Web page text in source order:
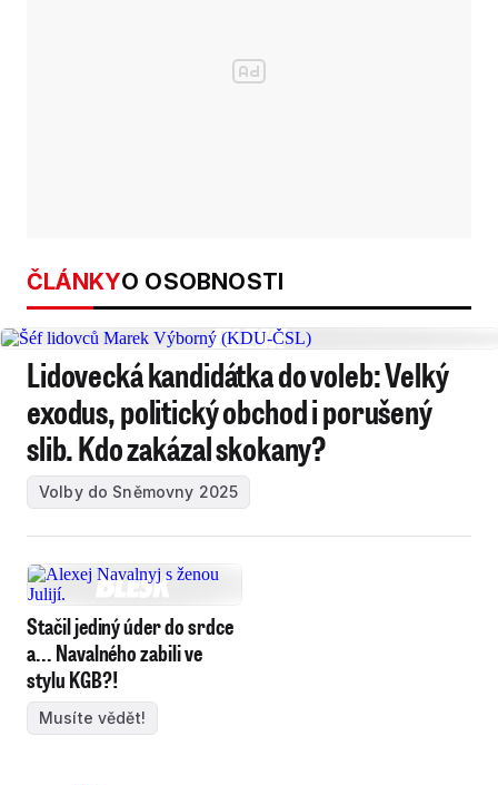
ČLÁNKYO OSOBNOSTI
Lidovecká kandidátka do voleb: Velký
exodus, politický obchod i porušený
slib. Kdo zakázal skokany?
Volby do Sněmovny 2025
Stačil jediný úder do srdce
a... Navalného zabili ve
stylu KGB?!
Musíte vědět!